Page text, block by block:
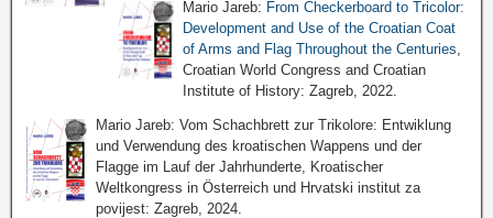
Mario Jareb: From Checkerboard to Tricolor:
Development and Use of the Croatian Coat
of Arms and Flag Throughout the Centuries
Croatian World Congress and Croatian
Institute of History: Zagreb, 2022.
Mario Jareb: Vom Schachbrett zur Trikolore: Entwiklung
und Verwendung des kroatischen Wappens und der
Flagge im Lauf der Jahrhunderte, Kroatischer
Weltkongress in Österreich und Hrvatski institut za
povijest: Zagreb, 2024.